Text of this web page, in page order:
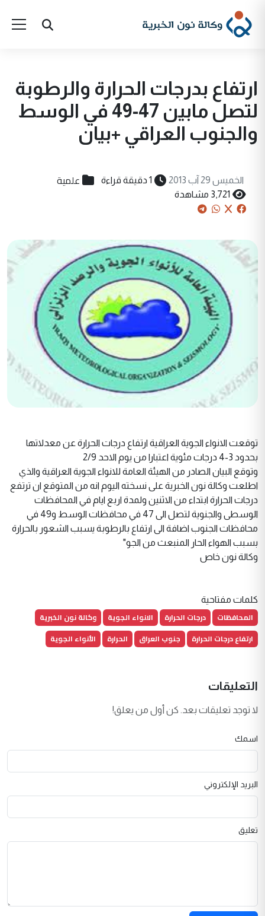
ارتفاع بدرجات الحرارة والرطوبة
لتصل مابين 47-49 في الوسط
والجنوب العراقي +بيان
الخميس 29 آب 2013 1 دقيقة قراءة علمية
3,721 مشاهدة
توقعت الانواء الجوية العراقية ارتفاع درجات الحرارة عن معدلاتها
بحدود 3-4 درجات مئوية اعتبارا من يوم الاحد 2/9
وتوقع البيان الصادر من الهيئة العامة للانواء الجوية العراقية والذي
اطلعت وكالة نون الخبرية على نسخته اليوم انه من المتوقع ان ترتفع
درجات الحرارة ابتداء من الاثنين ولمدة اربع ايام في المحافظات
الوسطى والجنوية لتصل الى 47 في محافظات الوسط و49 في
محافظات الجنوب اضافة الى ارتفاع بالرطوبة يسبب الشعور بالحرارة
بسبب الهواء الحار المنبعث من الجو"
وكالة نون خاص
كلمات مفتاحية
المحافظات درجات الحرارة الانواء الجوية
وكالة نون الخبرية
ارتفاع درجات الحرارة
جنوب العراق الحرارة الأنواء الجوية
التعليقات
لا توجد تعليقات بعد. كن أول من يعلق!
اسمك
البريد الإلكتروني
تعليق